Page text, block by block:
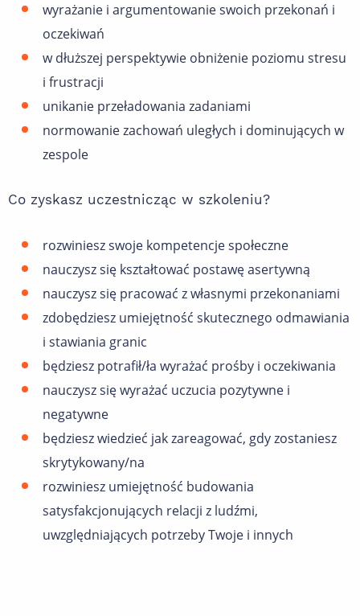
wyrażanie i argumentowanie swoich przekonań i
oczekiwań
w dłuższej perspektywie obniżenie poziomu stresu
i frustracji
unikanie przeładowania zadaniami
normowanie zachowań uległych i dominujących w
zespole
Co zyskasz uczestnicząc w szkoleniu?
rozwiniesz swoje kompetencje społeczne
nauczysz się kształtować postawę asertywną
nauczysz się pracować z własnymi przekonaniami
zdobędziesz umiejętność skutecznego odmawiania
i stawiania granic
będziesz potrafił/ła wyrażać prośby i oczekiwania
nauczysz się wyrażać uczucia pozytywne i
negatywne
będziesz wiedzieć jak zareagować, gdy zostaniesz
skrytykowany/na
rozwiniesz umiejętność budowania
satysfakcjonujących relacji z ludźmi,
uwzględniających potrzeby Twoje i innych